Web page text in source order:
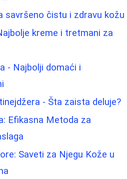
savršeno čistu i zdravu kožu
kreme i tretmani za
- Najbolji domaći i
- Šta zaista deluje?
Efikasna Metoda za
Saveti za Njegu Kože u